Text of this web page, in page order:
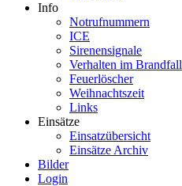
Info
Notrufnummern
ICE
Sirenensignale
Verhalten im Brandfall
Feuerlöscher
Weihnachtszeit
Links
Einsätze
Einsatzübersicht
Einsätze Archiv
Bilder
Login